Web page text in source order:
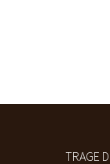
TRAGE